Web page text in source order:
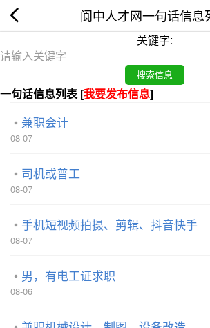
阆中人才网一句话信息
关键字:
一句话信息列表 [我要发布信息]
兼职会计
08-07
司机或普工
08-07
手机短视频拍摄、剪辑、抖音快手
08-07
男，有电工证求职
08-06